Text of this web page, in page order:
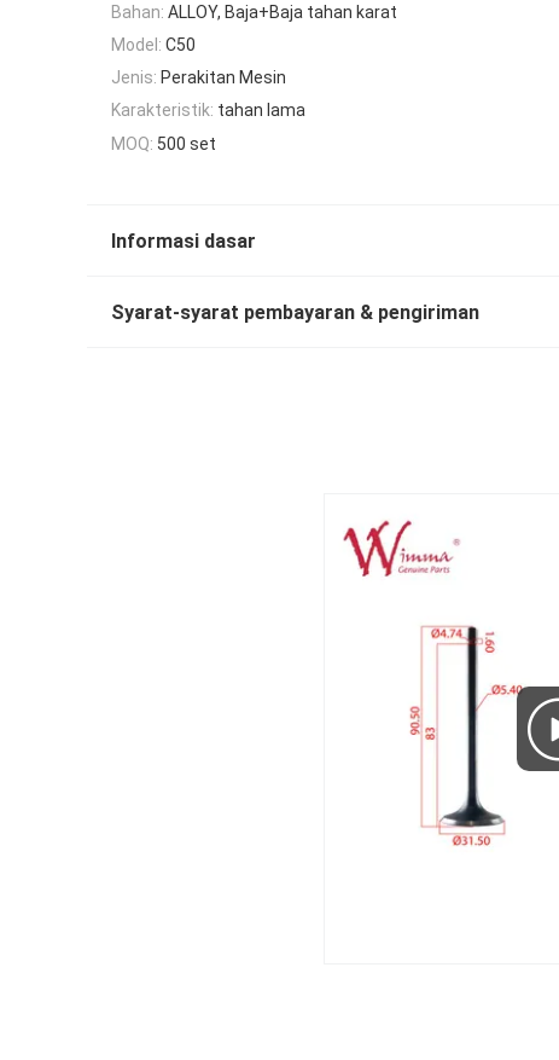
Bahan: ALLOY, Baja+Baja tahan karat
Model: C50
Jenis: Perakitan Mesin
Karakteristik: tahan lama
MOQ: 500 set
Informasi dasar
Syarat-syarat pembayaran & pengiriman